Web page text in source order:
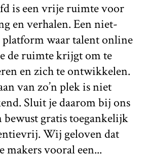
is een vrije ruimte voor
en verhalen. Een niet-
waar talent online
de ruimte krijgt om te
en zich te ontwikkelen.
van zo’n plek is niet
Sluit je daarom bij ons
bewust gratis toegankelijk
Wij geloven dat
makers vooral een...